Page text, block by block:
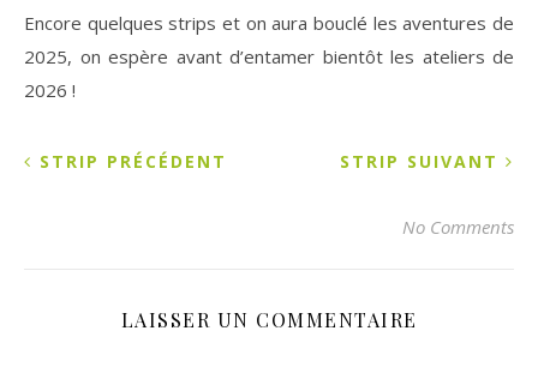
Encore quelques strips et on aura bouclé les aventures de
2025, on espère avant d’entamer bientôt les ateliers de
2026 !
STRIP SUIVANT
STRIP PRÉCÉDENT
No Comments
LAISSER UN COMMENTAIRE